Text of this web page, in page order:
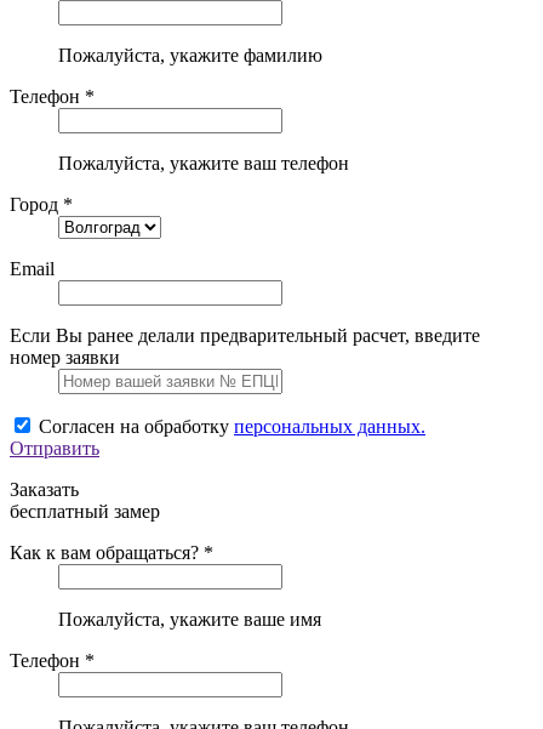
Пожалуйста, укажите фамилию
Телефон *
Пожалуйста, укажите ваш телефон
Город *
Email
Если Вы ранее делали предварительный расчет, введите
номер заявки
Согласен на обработку персональных данных.
Отправить
Заказать
бесплатный замер
Как к вам обращаться? *
Пожалуйста, укажите ваше имя
Телефон *